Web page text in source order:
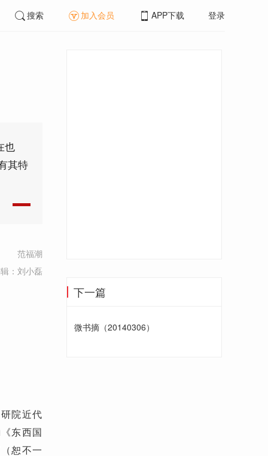
搜索 加入会员 APP下载 登录
也
其特
范福潮
：刘小磊
院近代
东西国
恕不一
下一篇
微书摘（20140306）